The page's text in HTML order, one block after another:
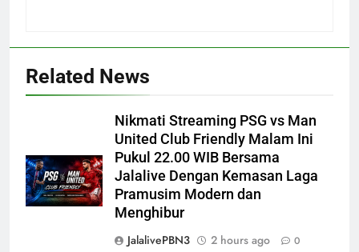
Related News
Nikmati Streaming PSG vs Man
United Club Friendly Malam Ini
Pukul 22.00 WIB Bersama
Jalalive Dengan Kemasan Laga
Pramusim Modern dan
Menghibur
JalalivePBN3
2 hours ago 0